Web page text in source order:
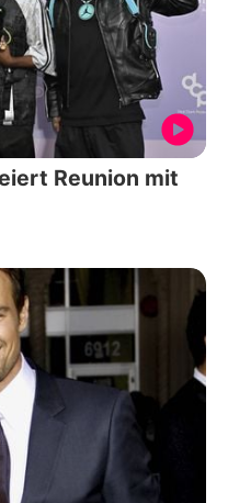
Reunion mit